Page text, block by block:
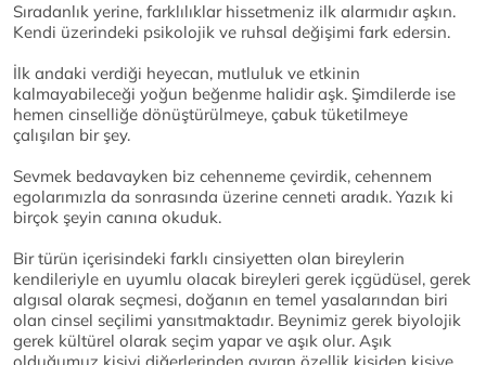
Sıradanlık yerine, farklılıklar hissetmeniz ilk alarmıdır aşkın.
Kendi üzerindeki psikolojik ve ruhsal değişimi fark edersin.
İlk andaki verdiği heyecan, mutluluk ve etkinin
kalmayabileceği yoğun beğenme halidir aşk. Şimdilerde ise
hemen cinselliğe dönüştürülmeye, çabuk tüketilmeye
çalışılan bir şey.
Sevmek bedavayken biz cehenneme çevirdik, cehennem
egolarımızla da sonrasında üzerine cenneti aradık. Yazık ki
birçok şeyin canına okuduk.
Bir türün içerisindeki farklı cinsiyetten olan bireylerin
kendileriyle en uyumlu olacak bireyleri gerek içgüdüsel, gerek
algısal olarak seçmesi, doğanın en temel yasalarından biri
olan cinsel seçilimi yansıtmaktadır. Beynimiz gerek biyolojik
gerek kültürel olarak seçim yapar ve aşık olur. Aşık